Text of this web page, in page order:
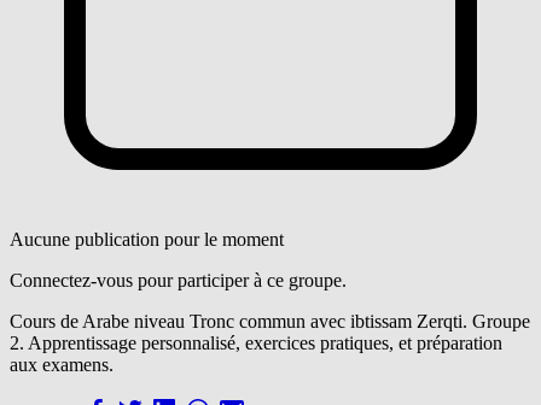
Aucune publication pour le moment
Connectez-vous pour participer à ce groupe.
Cours de Arabe niveau Tronc commun avec ibtissam Zerqti. Groupe
2. Apprentissage personnalisé, exercices pratiques, et préparation
aux examens.